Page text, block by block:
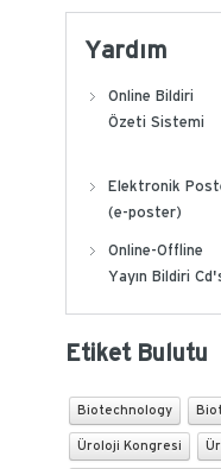
Yardım
Online Bildiri
Özeti Sistemi
Elektronik
(e-poster)
Online-Offline
Yayın Bildiri
Etiket Bulutu
Biotechnology
Üroloji Kongresi